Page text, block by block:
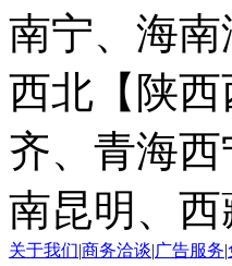
南宁、海南
西北【陕
齐、青海西
南昆明、西
关于我们|商务洽谈|广告服务|